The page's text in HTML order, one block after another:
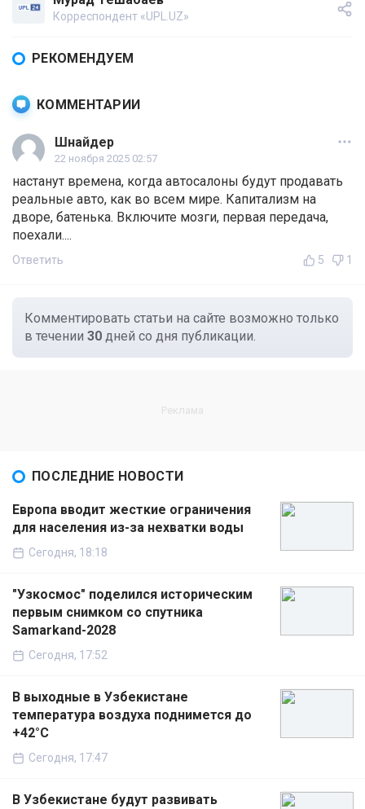
Корреспондент «UPL.UZ»
РЕКОМЕНДУЕМ
КОММЕНТАРИИ
Шнайдер
22 ноября 2025 02:57
настанут времена, когда автосалоны будут продавать
реальные авто, как во всем мире. Капитализм на
дворе, батенька. Включите мозги, первая передача,
поехали....
Ответить 5 1
Комментировать статьи на сайте возможно только
в течении 30 дней со дня публикации.
ПОСЛЕДНИЕ НОВОСТИ
Европа вводит жесткие ограничения
для населения из-за нехватки воды
Сегодня, 18:18
"Узкосмос" поделился историческим
первым снимком со спутника
Samarkand-2028
Сегодня, 17:52
В выходные в Узбекистане
температура воздуха поднимется до
+42°C
Сегодня, 17:47
В Узбекистане будут развивать